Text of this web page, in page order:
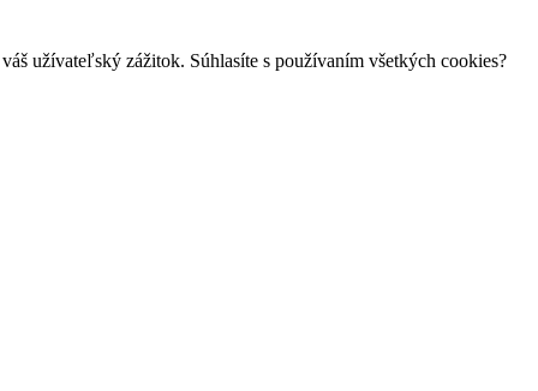
užívateľský zážitok. Súhlasíte s používaním všetkých cookies?